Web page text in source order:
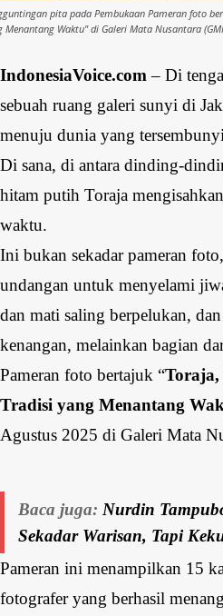
pita pada Pembukaan Pameran foto
Menantang Waktu" di Galeri Mata Nusantara
IndonesiaVoice.com – Di
sebuah ruang galeri sunyi di
menuju dunia yang
Di sana, di antara dinding-
hitam putih Toraja
waktu.
Ini bukan sekadar pameran
undangan untuk menyelami
dan mati saling berpelukan,
kenangan, melainkan bagian
Pameran foto bertajuk “
Tradisi yang Menantang
Agustus 2025 di Galeri Mata
Baca juga: Nurdin
Sekadar Warisan, Tapi
Pameran ini menampilkan 15
fotografer yang berhasil